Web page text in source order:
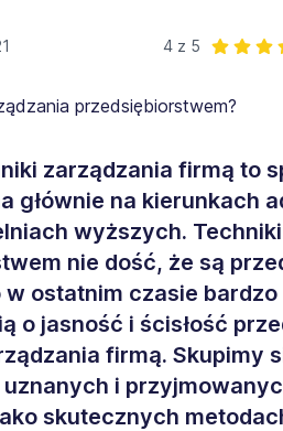
4 z 5
zarządzania firmą to
głównie na kierunkach
wyższych.
nie dość, że są
ostatnim czasie bardzo
o jasność i ścisłość
firmą. Skupimy
i
skutecznych